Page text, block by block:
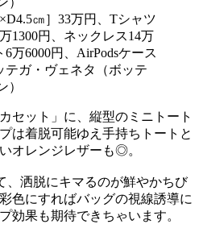
㎝］33万円、Tシャツ
1300円、ネックレス14万
万6000円、AirPodsケース
テガ・ヴェネタ（ボッテ
）
セット」に、縦型のミニトート
は着脱可能ゆえ手持ちトートと
オレンジレザーも◎。
、洒脱にキマるのが鮮やかちび
色にすればバッグの視線誘導に
効果も期待できちゃいます。